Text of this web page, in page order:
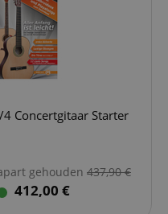
4 Concertgitaar Starter
gehouden 437,90€
412,00 €